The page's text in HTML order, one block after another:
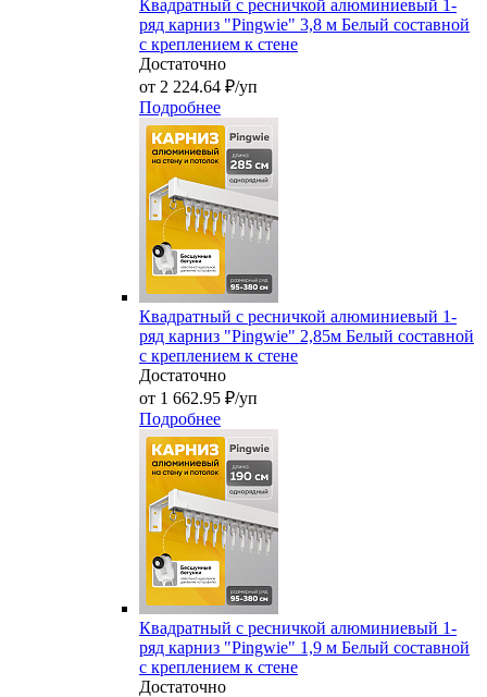
Квадратный с ресничкой алюминиевый 1-
ряд карниз "Pingwie" 3,8 м Белый составной
с креплением к стене
Достаточно
от 2 224.64 ₽/уп
Подробнее
Квадратный с ресничкой алюминиевый 1-
ряд карниз "Pingwie" 2,85м Белый составной
с креплением к стене
Достаточно
от 1 662.95 ₽/уп
Подробнее
Квадратный с ресничкой алюминиевый 1-
ряд карниз "Pingwie" 1,9 м Белый составной
с креплением к стене
Достаточно